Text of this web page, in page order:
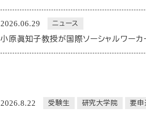
2026.06.29 ニュース
小原眞知子教授が国際ソーシャルワー
2026.8.22 受験生 研究大学院 要申